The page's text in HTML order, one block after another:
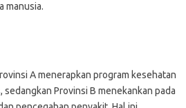
manusia.
A menerapkan program kesehatan
sedangkan Provinsi B menekankan pada